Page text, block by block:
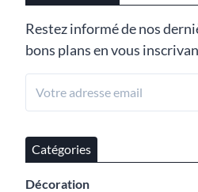
Restez informé de nos
bons plans en vous
Catégories
Décoration